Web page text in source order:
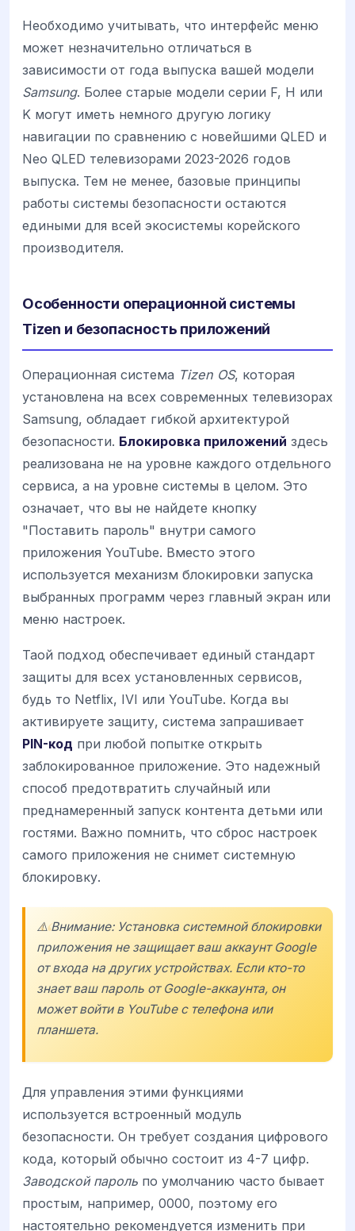
Необходимо учитывать, что интерфейс меню
может незначительно отличаться в
зависимости от года выпуска вашей модели
Samsung. Более старые модели серии F, H или
K могут иметь немного другую логику
навигации по сравнению с новейшими QLED и
Neo QLED телевизорами 2023-2026 годов
выпуска. Тем не менее, базовые принципы
работы системы безопасности остаются
едиными для всей экосистемы корейского
производителя.
Особенности операционной системы
Tizen и безопасность приложений
Операционная система Tizen OS, которая
установлена на всех современных телевизорах
Samsung, обладает гибкой архитектурой
безопасности. Блокировка приложений здесь
реализована не на уровне каждого отдельного
сервиса, а на уровне системы в целом. Это
означает, что вы не найдете кнопку
"Поставить пароль" внутри самого
приложения YouTube. Вместо этого
используется механизм блокировки запуска
выбранных программ через главный экран или
меню настроек.
Таой подход обеспечивает единый стандарт
защиты для всех установленных сервисов,
будь то Netflix, IVI или YouTube. Когда вы
активируете защиту, система запрашивает
PIN-код при любой попытке открыть
заблокированное приложение. Это надежный
способ предотвратить случайный или
преднамеренный запуск контента детьми или
гостями. Важно помнить, что сброс настроек
самого приложения не снимет системную
блокировку.
⚠️ Внимание: Установка системной блокировки
приложения не защищает ваш аккаунт Google
от входа на других устройствах. Если кто-то
знает ваш пароль от Google-аккаунта, он
может войти в YouTube с телефона или
планшета.
Для управления этими функциями
используется встроенный модуль
безопасности. Он требует создания цифрового
кода, который обычно состоит из 4-7 цифр.
Заводской пароль по умолчанию часто бывает
простым, например, 0000, поэтому его
настоятельно рекомендуется изменить при